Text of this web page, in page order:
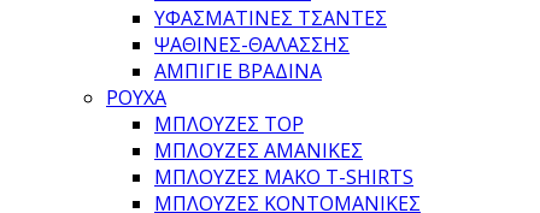
ΥΦΑΣΜΆΤΙΝΕΣ ΤΣΆΝΤΕΣ
ΨΆΘΙΝΕΣ-ΘΑΛΆΣΣΗΣ
ΑΜΠΙΓΙΈ ΒΡΑΔΙΝΆ
ΡΟΥΧΑ
ΜΠΛΟΎΖΕΣ TOP
ΜΠΛΟΎΖΕΣ ΑΜΆΝΙΚΕΣ
ΜΠΛΟΎΖΕΣ ΜΑΚΌ T-SHIRTS
ΜΠΛΟΎΖΕΣ ΚΟΝΤΟΜΆΝΙΚΕΣ